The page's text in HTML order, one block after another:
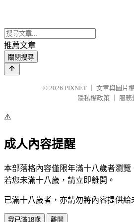
推薦文章
關閉搜尋
© 2026 PIXNET
文章與圖片
隱私權政策
服務
⚠️
成人內容提醒
本部落格內容僅限年滿十八歲者瀏覽
若您未滿十八歲，請立即離開。
已滿十八歲者，亦請勿將內容提供給
我已滿18歲 離開